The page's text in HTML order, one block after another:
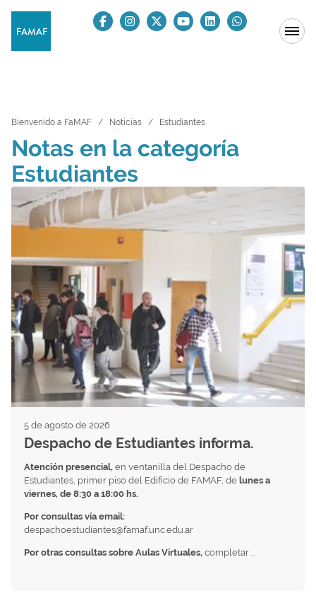
Bienvenido a FaMAF Noticias Estudiantes
Notas en la categoría
Estudiantes
5 de agosto de 2026
Despacho de Estudiantes informa.
Atención presencial, en ventanilla del Despacho de
Estudiantes, primer piso del Edificio de FAMAF, de lunes a
viernes, de 8:30 a 18:00 hs.
Por consultas vía email:
despachoestudiantes@famaf.unc.edu.ar
Por otras consultas sobre Aulas Virtuales, completar …